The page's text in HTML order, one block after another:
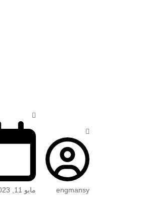
engmansy مايو 11, 2023